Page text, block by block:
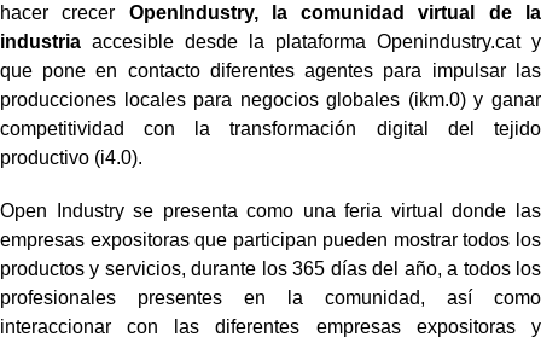
hacer crecer OpenIndustry, la comunidad virtual de la
industria accesible desde la plataforma Openindustry.cat y
que pone en contacto diferentes agentes para impulsar las
producciones locales para negocios globales (ikm.0) y ganar
competitividad con la transformación digital del tejido
productivo (i4.0).
Open Industry se presenta como una feria virtual donde las
empresas expositoras que participan pueden mostrar todos los
productos y servicios, durante los 365 días del año, a todos los
profesionales presentes en la comunidad, así como
interaccionar
con las diferentes empresas expositoras y